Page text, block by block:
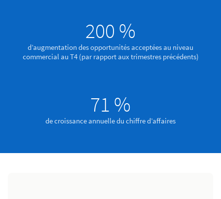
200 %
d’augmentation des opportunités acceptées au niveau
commercial au T4 (par rapport aux trimestres précédents)
71 %
de croissance annuelle du chiffre d’affaires